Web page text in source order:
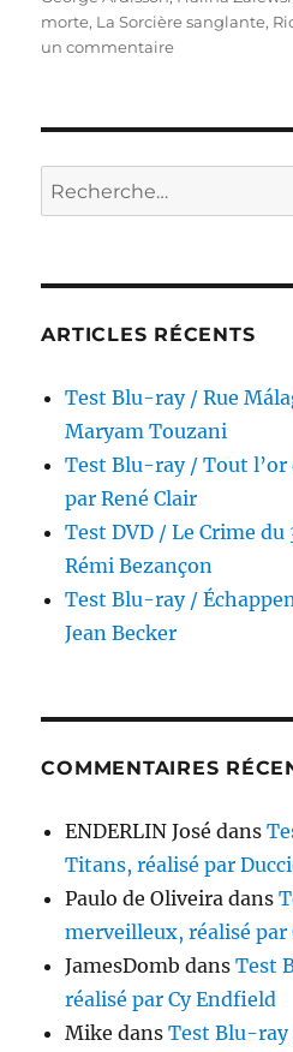
morte, La Sorcière sanglante,
un commentairesur
La
sanglante,
Margheriti
Recherche
pour :
ARTICLES RÉCENTS
Test Blu-ray / Rue
Maryam Touzani
Test Blu-ray / Tout l’or
par René Clair
Test DVD / Le Crime du
Rémi Bezançon
Test Blu-ray /
Jean Becker
COMMENTAIRES
ENDERLIN José dans
Titans, réalisé par
Paulo de Oliveira dans
merveilleux, réalisé par
JamesDomb dansTest
réalisé par Cy Endfield
Mike dansTest Blu-ray